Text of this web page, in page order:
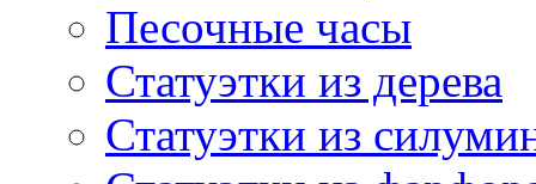
Песочные часы
Статуэтки из дерева
Статуэтки из